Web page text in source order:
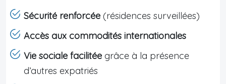
Sécurité renforcée (résidences surveillées)
Accès aux commodités internationales
Vie sociale facilitée grâce à la présence
d’autres expatriés